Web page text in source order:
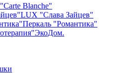
"Carte Blanche"
LUX "Слава Зайцев"
Перкаль "Романтика"
ЭкоДом.